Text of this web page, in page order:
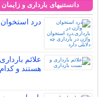
دانستنیهای بارداری و زایمان
درد استخوان
علائم
هستند و